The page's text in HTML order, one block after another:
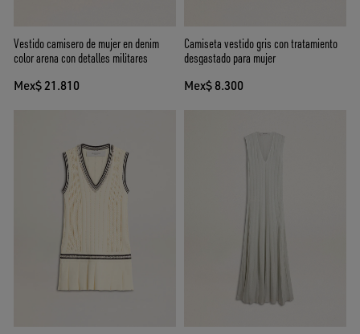
Vestido camisero de mujer en denim
color arena con detalles militares
Mex$ 21.810
Camiseta vestido gris con tratamiento
desgastado para mujer
Mex$ 8.300